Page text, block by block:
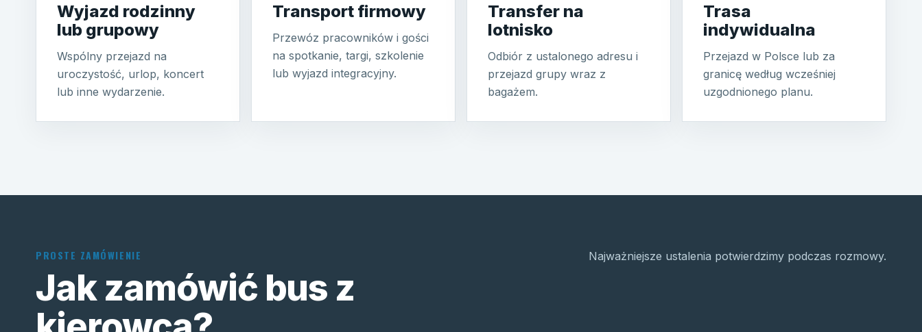
Wyjazd rodzinny
lub grupowy
Wspólny przejazd na
uroczystość, urlop, koncert
lub inne wydarzenie.
Transport firmowy
Przewóz pracowników i gości
na spotkanie, targi, szkolenie
lub wyjazd integracyjny.
Transfer na
lotnisko
Odbiór z ustalonego adresu i
przejazd grupy wraz z
bagażem.
Trasa
indywidualna
Przejazd w Polsce lub za
granicę według wcześniej
uzgodnionego planu.
PROSTE ZAMÓWIENIE
Jak zamówić bus z
Najważniejsze ustalenia potwierdzimy podczas rozmowy.